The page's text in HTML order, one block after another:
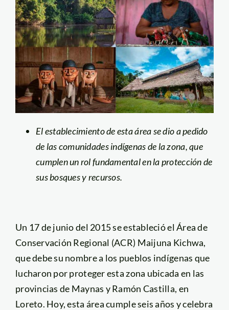
El establecimiento de esta área se dio a pedido
de las comunidades indígenas de la zona, que
cumplen un rol fundamental en la protección de
sus bosques y recursos.
Un 17 de junio del 2015 se estableció el Área de
Conservación Regional (ACR) Maijuna Kichwa,
que debe su nombre a los pueblos indígenas que
lucharon por proteger esta zona ubicada en las
provincias de Maynas y Ramón Castilla, en
Loreto. Hoy, esta área cumple seis años y celebra